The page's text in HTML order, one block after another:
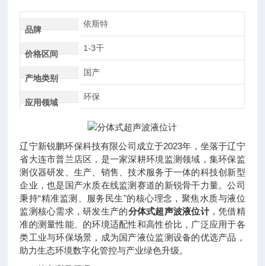
品牌
依斯特
价格区间
1-3千
产地类别
国产
应用领域
环保
辽宁新锐鹏环保科技有限公司成立于2023年，坐落于辽宁
省大连市普兰店区，是一家深耕环境监测领域，集环保监
测仪器研发、生产、销售、技术服务于一体的科技创新型
企业，也是国产水质在线监测赛道的新锐骨干力量。公司
秉持“精准监测、服务民生"的核心理念，聚焦水质与液位
监测核心需求，研发生产的分体式超声波液位计，凭借精
准的测量性能、的环境适配性和高性价比，广泛应用于各
类工业与环保场景，成为国产液位监测设备的优选产品，
助力生态环境数字化管控与产业绿色升级。